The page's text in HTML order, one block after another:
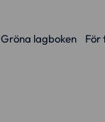
Gröna lagboken